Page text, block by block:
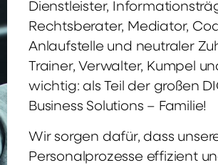
Dienstleister,
Rechtsberater, Mediator,
Anlaufstelle und neutraler
Trainer, Verwalter, Kumpel
wichtig: als Teil der großen
Business Solutions – Familie!
Wir sorgen dafür, dass
Personalprozesse effizient